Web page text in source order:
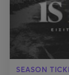
SEASON